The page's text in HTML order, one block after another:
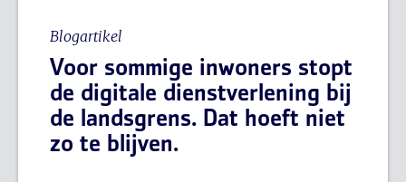
Blogartikel
Voor sommige inwoners stopt
de digitale dienstverlening bij
de landsgrens. Dat hoeft niet
zo te blijven.